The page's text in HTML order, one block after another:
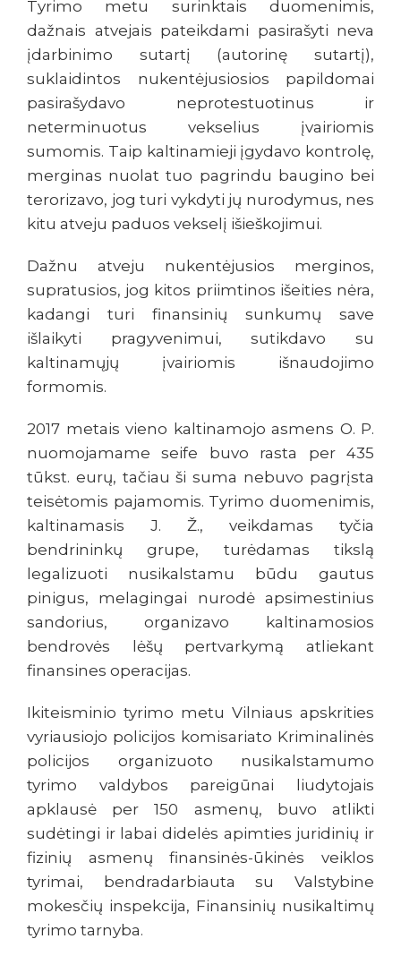
Tyrimo metu surinktais duomenimis,
dažnais atvejais pateikdami pasirašyti neva
įdarbinimo sutartį (autorinę sutartį),
suklaidintos nukentėjusiosios papildomai
pasirašydavo neprotestuotinus ir
neterminuotus vekselius įvairiomis
sumomis. Taip kaltinamieji įgydavo kontrolę,
merginas nuolat tuo pagrindu baugino bei
terorizavo, jog turi vykdyti jų nurodymus, nes
kitu atveju paduos vekselį išieškojimui.
Dažnu atveju nukentėjusios merginos,
supratusios, jog kitos priimtinos išeities nėra,
kadangi turi finansinių sunkumų save
išlaikyti pragyvenimui, sutikdavo su
kaltinamųjų įvairiomis išnaudojimo
formomis.
2017 metais vieno kaltinamojo asmens O. P.
nuomojamame seife buvo rasta per 435
tūkst. eurų, tačiau ši suma nebuvo pagrįsta
teisėtomis pajamomis. Tyrimo duomenimis,
kaltinamasis J. Ž., veikdamas tyčia
bendrininkų grupe, turėdamas tikslą
legalizuoti nusikalstamu būdu gautus
pinigus, melagingai nurodė apsimestinius
sandorius, organizavo kaltinamosios
bendrovės lėšų pertvarkymą atliekant
finansines operacijas.
Ikiteisminio tyrimo metu Vilniaus apskrities
vyriausiojo policijos komisariato Kriminalinės
policijos organizuoto nusikalstamumo
tyrimo valdybos pareigūnai liudytojais
apklausė per 150 asmenų, buvo atlikti
sudėtingi ir labai didelės apimties juridinių ir
fizinių asmenų finansinės-ūkinės veiklos
tyrimai, bendradarbiauta su Valstybine
mokesčių inspekcija, Finansinių nusikaltimų
tyrimo tarnyba.